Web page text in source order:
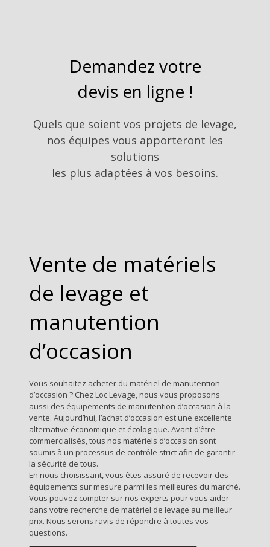
Demandez votre
devis en ligne !
Quels que soient vos projets de levage,
nos équipes vous apporteront les
solutions
les plus adaptées à vos besoins.
Vente de matériels
de levage et
manutention
d’occasion
Vous souhaitez acheter du matériel de manutention
d’occasion ? Chez Loc Levage, nous vous proposons
aussi des équipements de manutention d’occasion à la
vente. Aujourd’hui, l’achat d’occasion est une excellente
alternative économique et écologique. Avant d’être
commercialisés, tous nos matériels d’occasion sont
soumis à un processus de contrôle strict afin de garantir
la sécurité de tous.
En nous choisissant, vous êtes assuré de recevoir des
équipements sur mesure parmi les meilleures du marché.
Vous pouvez compter sur nos experts pour vous aider
dans votre recherche de matériel de levage au meilleur
prix. Nous serons ravis de répondre à toutes vos
questions.